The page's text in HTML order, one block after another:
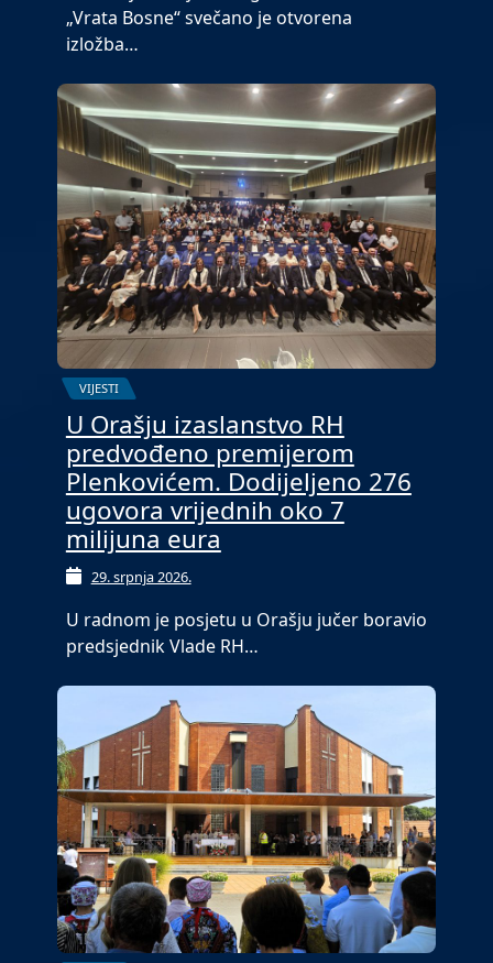
„Vrata Bosne“ svečano je otvorena
izložba…
VIJESTI
U Orašju izaslanstvo RH
predvođeno premijerom
Plenkovićem. Dodijeljeno 276
ugovora vrijednih oko 7
milijuna eura
29. srpnja 2026.
U radnom je posjetu u Orašju jučer boravio
predsjednik Vlade RH…